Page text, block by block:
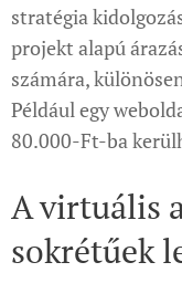
stratégia
projekt alapú
számára,
Például egy
80.000-Ft-ba
A virtuális
sokrétűek